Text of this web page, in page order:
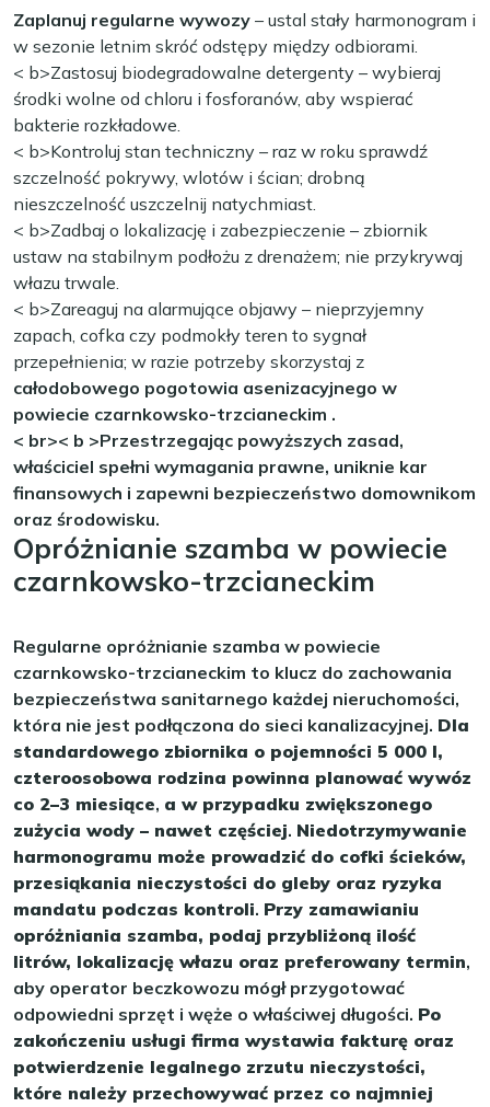
Zaplanuj regularne wywozy – ustal stały harmonogram i
w sezonie letnim skróć odstępy między odbiorami.
< b>Zastosuj biodegradowalne detergenty – wybieraj
środki wolne od chloru i fosforanów, aby wspierać
bakterie rozkładowe.
< b>Kontroluj stan techniczny – raz w roku sprawdź
szczelność pokrywy, wlotów i ścian; drobną
nieszczelność uszczelnij natychmiast.
< b>Zadbaj o lokalizację i zabezpieczenie – zbiornik
ustaw na stabilnym podłożu z drenażem; nie przykrywaj
włazu trwale.
< b>Zareaguj na alarmujące objawy – nieprzyjemny
zapach, cofka czy podmokły teren to sygnał
przepełnienia; w razie potrzeby skorzystaj z
całodobowego pogotowia asenizacyjnego w
powiecie czarnkowsko-trzcianeckim .
< br>< b >Przestrzegając powyższych zasad,
właściciel spełni wymagania prawne, uniknie kar
finansowych i zapewni bezpieczeństwo domownikom
oraz środowisku.
Opróżnianie szamba w powiecie
czarnkowsko-trzcianeckim
Regularne opróżnianie szamba w powiecie
czarnkowsko-trzcianeckim to klucz do zachowania
bezpieczeństwa sanitarnego każdej nieruchomości,
która nie jest podłączona do sieci kanalizacyjnej. Dla
standardowego zbiornika o pojemności 5 000 l,
czteroosobowa rodzina powinna planować wywóz
co 2–3 miesiące, a w przypadku zwiększonego
zużycia wody – nawet częściej. Niedotrzymywanie
harmonogramu może prowadzić do cofki ścieków,
przesiąkania nieczystości do gleby oraz ryzyka
mandatu podczas kontroli. Przy zamawianiu
opróżniania szamba, podaj przybliżoną ilość
litrów, lokalizację włazu oraz preferowany termin,
aby operator beczkowozu mógł przygotować
odpowiedni sprzęt i węże o właściwej długości. Po
zakończeniu usługi firma wystawia fakturę oraz
potwierdzenie legalnego zrzutu nieczystości,
które należy przechowywać przez co najmniej